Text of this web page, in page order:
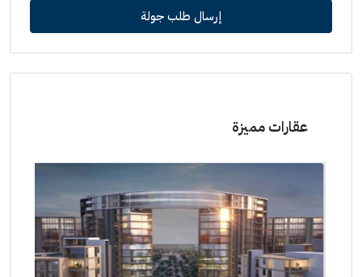
إرسال طلب جولة
عقارات مميزة